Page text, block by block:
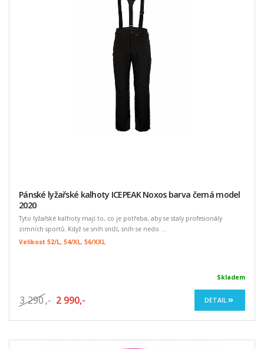
Pánské lyžařské kalhoty ICEPEAK Noxos barva černá model
2020
Tyto lyžařské kalhoty mají to, co je potřeba, aby se staly profesionály
zimních sportů. Když se sníh sníží, sníh se nedo ...
Velikost 52/L, 54/XL, 56/XXL
Skladem
3 290 ,- 2 990,- DETAIL